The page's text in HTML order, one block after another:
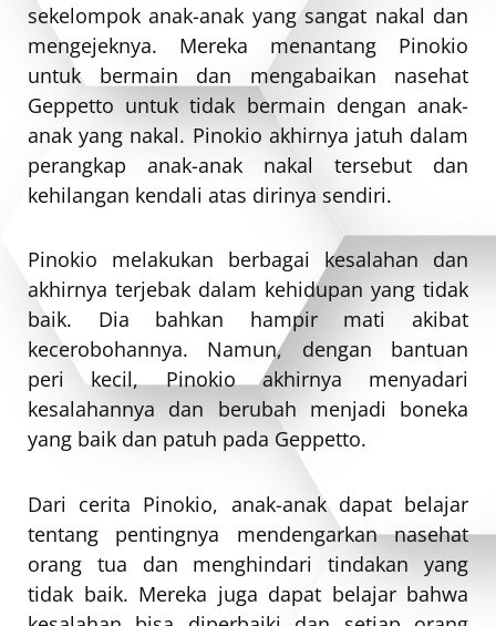
sekelompok anak-anak yang sangat nakal dan
mengejeknya. Mereka menantang Pinokio
untuk bermain dan mengabaikan nasehat
Geppetto untuk tidak bermain dengan anak-
anak yang nakal. Pinokio akhirnya jatuh dalam
perangkap anak-anak nakal tersebut dan
kehilangan kendali atas dirinya sendiri.
Pinokio melakukan berbagai kesalahan dan
akhirnya terjebak dalam kehidupan yang tidak
baik. Dia bahkan hampir mati akibat
kecerobohannya. Namun, dengan bantuan
peri kecil, Pinokio akhirnya menyadari
kesalahannya dan berubah menjadi boneka
yang baik dan patuh pada Geppetto.
Dari cerita Pinokio, anak-anak dapat belajar
tentang pentingnya mendengarkan nasehat
orang tua dan menghindari tindakan yang
tidak baik. Mereka juga dapat belajar bahwa